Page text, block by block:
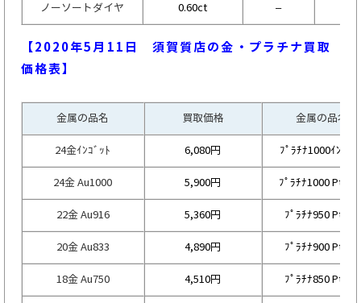
ノーソートダイヤ 0.60ct –
【2020年5月11 日 須賀質店の金・プラチナ買取
価格表】
金属の品名 買取価格 金属の品名
24金ｲﾝｺﾞｯﾄ 6,080円 ﾌﾟﾗﾁﾅ1000ｲﾝｺﾞｯ
24金 Au1000 5,900円 ﾌﾟﾗﾁﾅ1000
22金 Au916 5,360円 ﾌﾟﾗﾁﾅ950 Pt950
20金 Au833 4,890円 ﾌﾟﾗﾁﾅ900 Pt900
18金 Au750 4,510円 ﾌﾟﾗﾁﾅ850 Pt850